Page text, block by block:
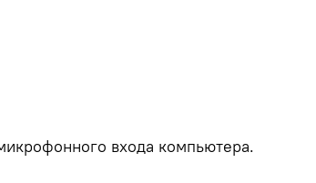
входа компьютера.